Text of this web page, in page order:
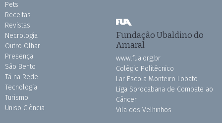
Pets
Receitas
Revistas
Necrologia
Outro Olhar
Presença
São Bento
Tá na Rede
Tecnologia
Turismo
Uniso Ciência
Fundação Ubaldino do
Amaral
www.fua.org.br
Colégio Politécnico
Lar Escola Monteiro Lobato
Liga Sorocabana de Combate ao
Câncer
Vila dos Velhinhos